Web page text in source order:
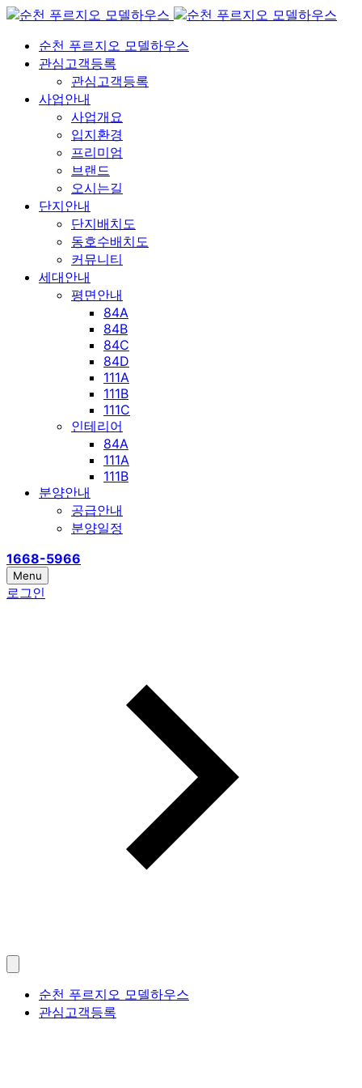
순천 푸르지오 모델하우스
관심고객등록
관심고객등록
사업안내
사업개요
입지환경
프리미엄
브랜드
오시는길
단지안내
단지배치도
동호수배치도
커뮤니티
세대안내
평면안내
84A
84B
84C
84D
111A
111B
111C
인테리어
84A
111A
111B
분양안내
공급안내
분양일정
1668-5966
Menu
로그인
순천 푸르지오 모델하우스
관심고객등록